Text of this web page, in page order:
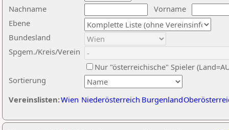
Nachname
Vorname
Ebene
Sortierung
Bundesland
Spgem./Kreis/Verein
Nur "österreichische" Spieler
Vereinslisten:Wien Niederösterreich Burgenland